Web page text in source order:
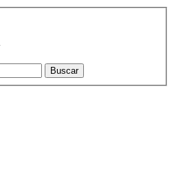
Buscar